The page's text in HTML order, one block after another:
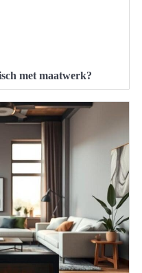
met maatwerk?